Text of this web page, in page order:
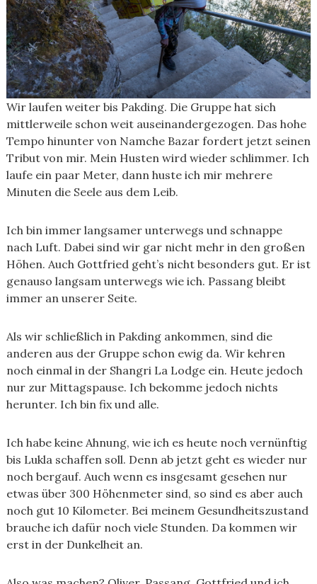
Wir laufen weiter bis Pakding. Die Gruppe hat sich
mittlerweile schon weit auseinandergezogen. Das hohe
Tempo hinunter von Namche Bazar fordert jetzt seinen
Tribut von mir. Mein Husten wird wieder schlimmer. Ich
laufe ein paar Meter, dann huste ich mir mehrere
Minuten die Seele aus dem Leib.
Ich bin immer langsamer unterwegs und schnappe
nach Luft. Dabei sind wir gar nicht mehr in den großen
Höhen. Auch Gottfried geht’s nicht besonders gut. Er ist
genauso langsam unterwegs wie ich. Passang bleibt
immer an unserer Seite.
Als wir schließlich in Pakding ankommen, sind die
anderen aus der Gruppe schon ewig da. Wir kehren
noch einmal in der Shangri La Lodge ein. Heute jedoch
nur zur Mittagspause. Ich bekomme jedoch nichts
herunter. Ich bin fix und alle.
Ich habe keine Ahnung, wie ich es heute noch vernünftig
bis Lukla schaffen soll. Denn ab jetzt geht es wieder nur
noch bergauf. Auch wenn es insgesamt gesehen nur
etwas über 300 Höhenmeter sind, so sind es aber auch
noch gut 10 Kilometer. Bei meinem Gesundheitszustand
brauche ich dafür noch viele Stunden. Da kommen wir
erst in der Dunkelheit an.